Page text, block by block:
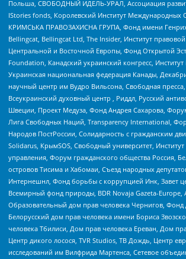
Польша, СВОБОДНЫЙ ИДЕЛЬ-УРАЛ, Ассоциация
IStories fonds, Королевский Институт
КРИМСЬКА ПРАВОЗАХИСНА ГРУПА, Фонд имени
Bellingcat, Bellingcat Ltd, The Insider, Институт
Центральной и Восточной Европы, Фонд Открытой
Foundation, Канадский украинский конгресс,
Украинская национальная федерация Канады,
научный центр им Вудро Вильсона, Свободная
Всеукраинский духовный центр , Риддл, Русский
Швеции, Проект Медуза, Фонд Андрея Сахарова,
Лига Свободных Наций, Transparеncy International,
Народов ПостРоссии, Солидарность с гражданским
Solidarus, КрымSOS, Свободный университет, Институт
управления, Форум гражданского общества Россия,
островов Тисима и Хабомаи, Съезд народных
Интернешнл, Фонд борьбы с коррупцией Инк, Завет
Всемирный фонд природы, BDR Novaja Gazeta-Europe,
Образовательный дом прав человека Чернигов,
Белорусский дом прав человека имени Бориса
человека Тбилиси, Дом прав человека Ереван, Дом
Центр дикого лосося, TVR Studios, ТВ Дождь, Центр
исследований им Вилфрида Мартенса, Сетевое